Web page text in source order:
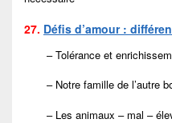
27. Défis d’amour :
– Tolérance et
– Notre famille de l’autre
– Les animaux – mal –